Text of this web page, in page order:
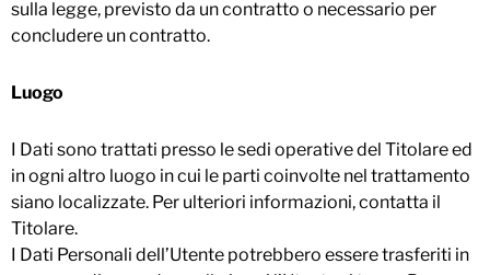
sulla legge, previsto da un contratto o necessario per
concludere un contratto.
Luogo
I Dati sono trattati presso le sedi operative del Titolare ed
in ogni altro luogo in cui le parti coinvolte nel trattamento
siano localizzate. Per ulteriori informazioni, contatta il
Titolare.
I Dati Personali dell’Utente potrebbero essere trasferiti in